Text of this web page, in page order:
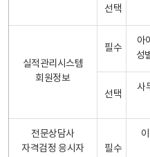
선택
실적관리시스템
회원정보
필수
아
성
선택
사
전문상담사
자격검정 응시자
필수